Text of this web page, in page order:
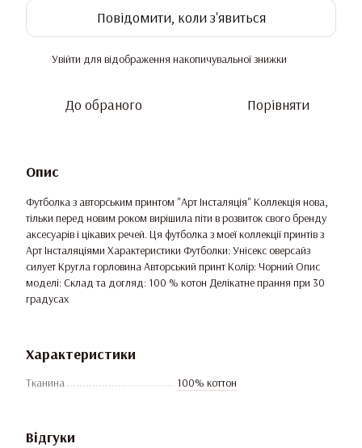
Повідомити, коли з'явиться
Увійти для відображення накопичувальної знижки
До обраного Порівняти
Опис
Футболка з авторським принтом "Арт Інсталяція" Коллекція нова,
тільки перед новим роком вирішила піти в розвиток свого бренду
аксесуарів і цікавих речей. Ця футболка з моеї коллекції принтів з
Арт Інсталяціями Характеристики Футболки: Унісекс оверсайз
силует Кругла горловина Авторський принт Колір: Чорний Опис
моделі: Склад та догляд: 100 % котон Делікатне прання при 30
градусах
Характеристики
Тканина 100% коттон
Відгуки